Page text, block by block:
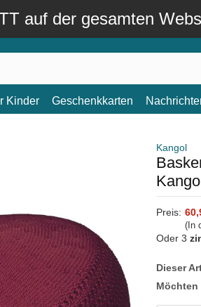
auf der gesamten
Kinder Geschenkkarten
Kangol
Preis:
(In
Oder 3
Dieser
Möchten